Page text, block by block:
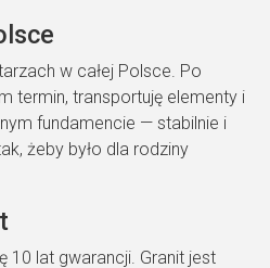
w całej Polsce . Po
termin, transportuję elementy i
fundamencie — stabilnie i
żeby było dla rodziny
10 lat gwarancji . Granit jest